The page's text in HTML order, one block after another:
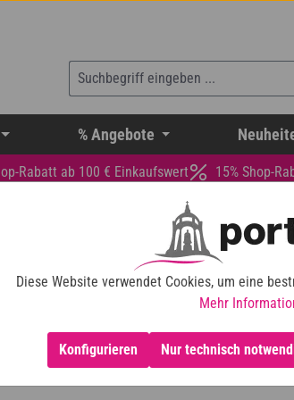
% Angebote
Rabatt ab 100 € Einkaufswert 15% Shop-
Diese Website verwendet Cookies, um eine
Mehr
Konfigurieren Nur technisch